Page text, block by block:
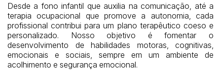
Desde a fono infantil que auxilia na comunicação, até a
terapia ocupacional que promove a autonomia, cada
profissional contribui para um plano terapêutico coeso e
personalizado. Nosso objetivo é fomentar o
desenvolvimento de habilidades motoras, cognitivas,
emocionais e sociais, sempre em um ambiente de
acolhimento e segurança emocional.